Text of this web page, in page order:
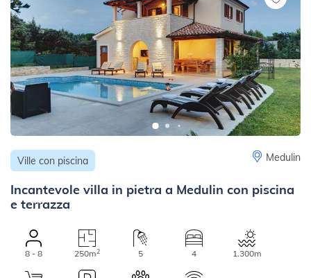
Ville con piscina Medulin
Incantevole villa in pietra a Medulin con piscina
e terrazza
8 - 8 250m2 5 4 1.300m